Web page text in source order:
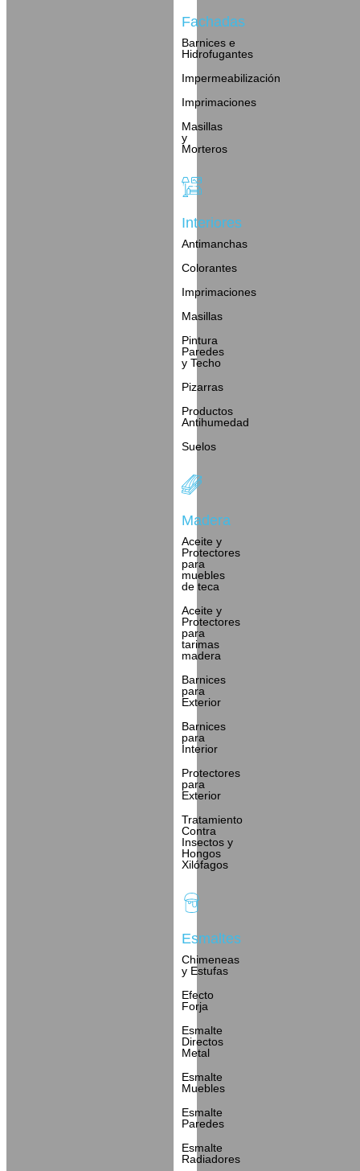
Fachadas
Barnices e
Hidrofugantes
Impermeabilización
Imprimaciones
Masillas
y
Morteros
Interiores
Antimanchas
Colorantes
Imprimaciones
Masillas
Pintura
Paredes
y Techo
Pizarras
Productos
Antihumedad
Suelos
Madera
Aceite y
Protectores
para
muebles
de teca
Aceite y
Protectores
para
tarimas
madera
Barnices
para
Exterior
Barnices
para
Interior
Protectores
para
Exterior
Tratamiento
Contra
Insectos y
Hongos
Xilófagos
Esmaltes
Chimeneas
y Estufas
Efecto
Forja
Esmalte
Directos
Metal
Esmalte
Muebles
Esmalte
Paredes
Esmalte
Radiadores